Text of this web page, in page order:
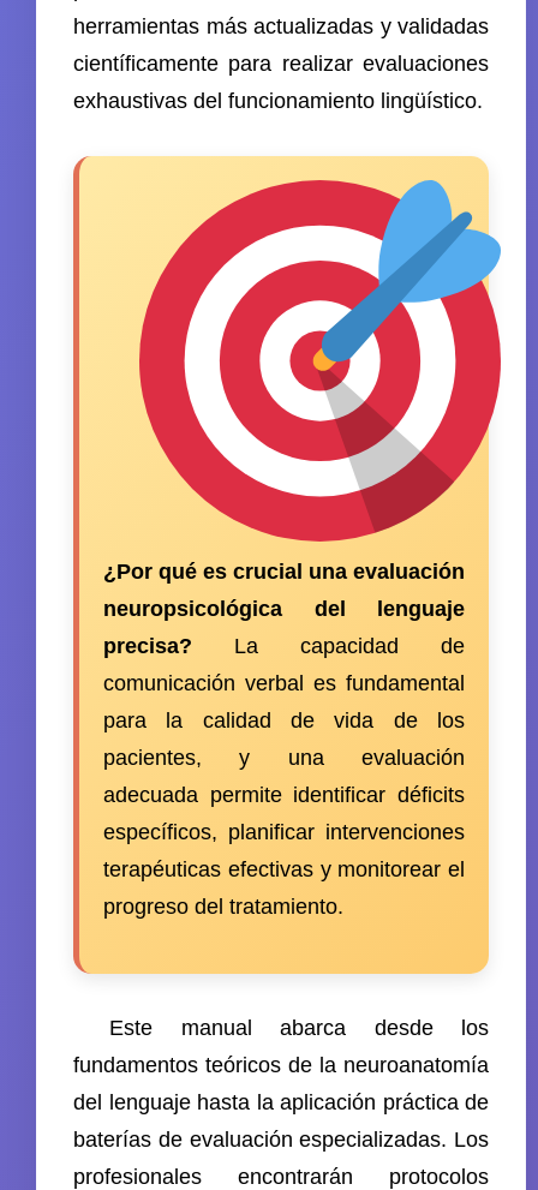
herramientas más actualizadas y validadas
científicamente para realizar evaluaciones
exhaustivas del funcionamiento lingüístico.
¿Por qué es crucial una evaluación
neuropsicológica del lenguaje
precisa? La capacidad de
comunicación verbal es fundamental
para la calidad de vida de los
pacientes, y una evaluación
adecuada permite identificar déficits
específicos, planificar intervenciones
terapéuticas efectivas y monitorear el
progreso del tratamiento.
Este manual abarca desde los
fundamentos teóricos de la neuroanatomía
del lenguaje hasta la aplicación práctica de
baterías de evaluación especializadas. Los
profesionales encontrarán protocolos